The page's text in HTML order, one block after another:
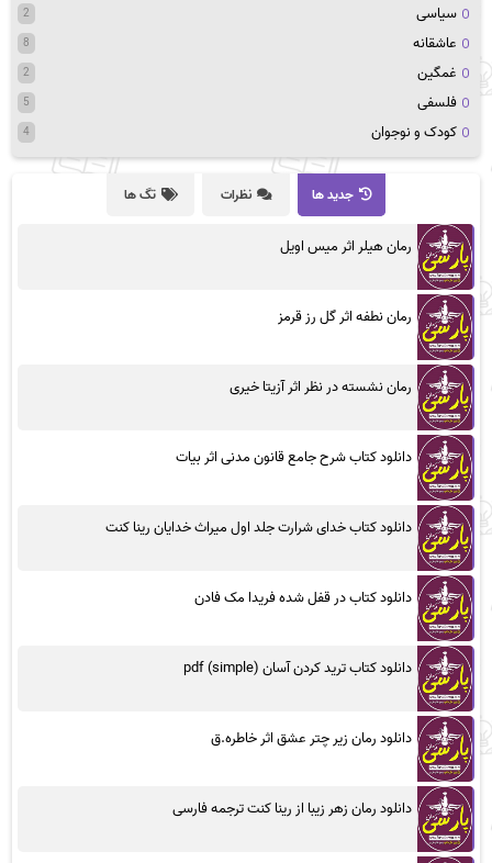
سیاسی 2
عاشقانه 8
غمگین 2
فلسفی 5
کودک و نوجوان 4
جدید ها نظرات تگ ها
رمان هیلر اثر میس اویل
رمان نطفه اثر گل رز قرمز
رمان نشسته در نظر اثر آزیتا خیری
دانلود کتاب شرح جامع قانون مدنی اثر بیات
دانلود کتاب خدای شرارت جلد اول میراث خدایان رینا کنت
دانلود کتاب در قفل شده فریدا مک فادن
دانلود کتاب ترید کردن آسان (simple) pdf
دانلود رمان زیر چتر عشق اثر خاطره.ق
دانلود رمان زهر زیبا از رینا کنت ترجمه فارسی